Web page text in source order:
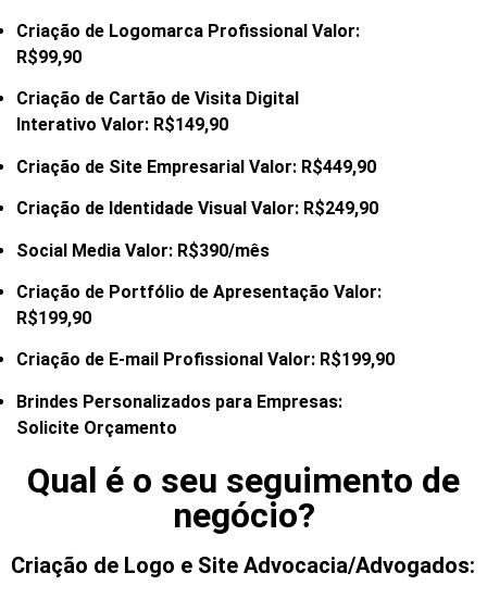
Criação de Logomarca Profissional Valor:
R$99,90
Criação de Cartão de Visita Digital
Interativo Valor: R$149,90
Criação de Site Empresarial Valor: R$449,90
Criação de Identidade Visual Valor: R$249,90
Social Media Valor: R$390/mês
Criação de Portfólio de Apresentação Valor:
R$199,90
Criação de E-mail Profissional Valor: R$199,90
Brindes Personalizados para Empresas:
Solicite Orçamento
Qual é o seu seguimento de
negócio?
Criação de Logo e Site Advocacia/Advogados: